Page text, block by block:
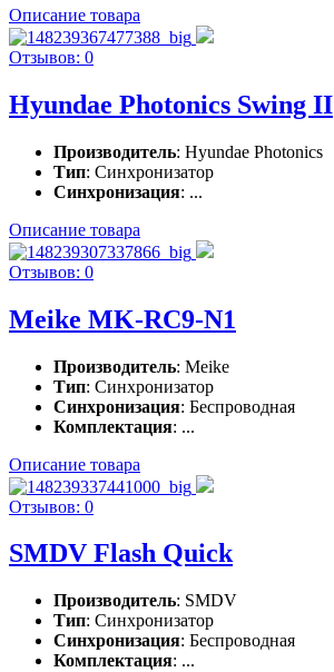
Описание товара
Отзывов: 0
Hyundae Photonics Swing II
Производитель: Hyundae Photonics
Тип: Синхронизатор
Синхронизация: ...
Описание товара
Отзывов: 0
Meike MK-RC9-N1
Производитель: Meike
Тип: Синхронизатор
Синхронизация: Беспроводная
Комплектация: ...
Описание товара
Отзывов: 0
SMDV Flash Quick
Производитель: SMDV
Тип: Синхронизатор
Синхронизация: Беспроводная
Комплектация: ...